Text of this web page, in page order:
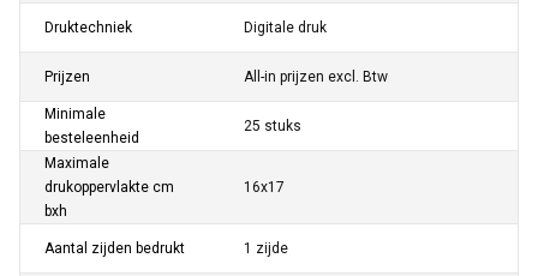
Druktechniek Digitale druk
Prijzen All-in prijzen excl. Btw
Minimale
besteleenheid
25 stuks
Maximale
drukoppervlakte cm
bxh
16x17
Aantal zijden bedrukt 1 zijde